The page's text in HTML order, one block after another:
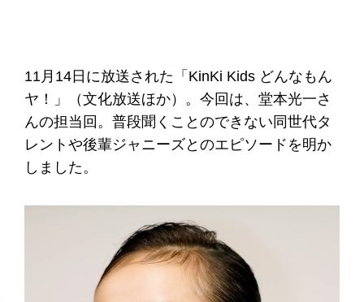
11月14日に放送された「KinKi Kids どんなもん
ヤ！」（文化放送ほか）。今回は、堂本光一さ
んの担当回。普段聞くことのできない同世代タ
レントや後輩ジャニーズとのエピソードを明か
しました。